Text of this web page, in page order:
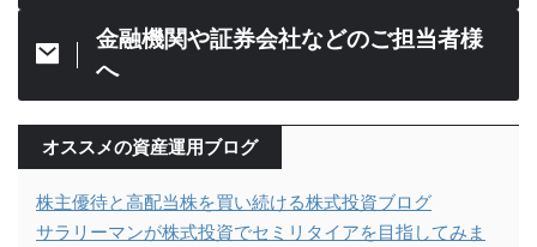
金融機関や証券会社などのご担当者様
へ
オススメの資産運用ブログ
株主優待と高配当株を買い続ける株式投資ブログ
サラリーマンが株式投資でセミリタイアを目指してみま